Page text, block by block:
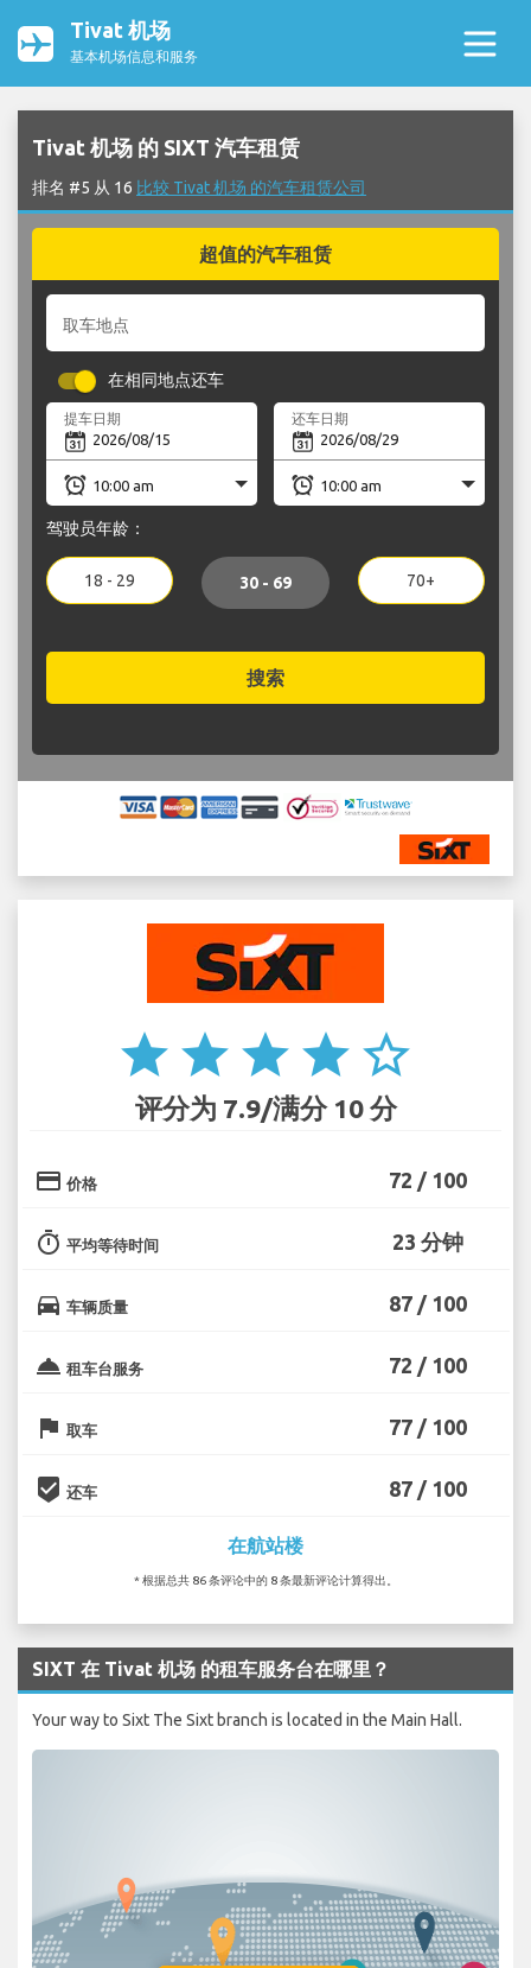
Tivat 机场
基本机场信息和服务
Tivat 机场 的 SIXT 汽车租赁
排名 #5 从 16 比较 Tivat 机场 的汽车租赁公司
超值的汽车租赁
取车地点
在相同地点还车
提车日期 还车日期
驾驶员年龄：
18 - 29 30 - 69 70+
搜索
star star star star star_border
评分为 7.9/满分 10 分
credit_card 价格 72 / 100
timer 平均等待时间 23 分钟
directions_car 车辆质量 87 / 100
room_service 租车台服务 72 / 100
flag 取车 77 / 100
beenhere 还车 87 / 100
在航站楼
* 根据总共 86 条评论中的 8 条最新评论计算得出。
SIXT 在 Tivat 机场 的租车服务台在哪里？
Your way to Sixt The Sixt branch is located in the Main Hall.